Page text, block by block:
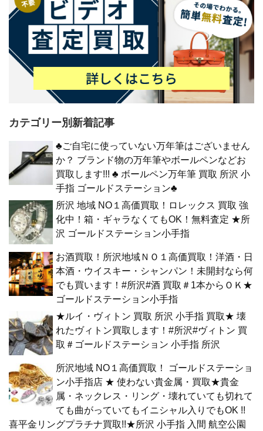
カテゴリー別新着記事
♣ご自宅に使っていない万年筆はございません
か？ ブランド物の万年筆やボールペンなどお
買取します!!! ♣ ボールペン万年筆 買取 所沢 小
手指 ゴールドステーション♣
所沢 地域 NO１高価買取！ロレックス 買取 強
化中！箱・ギャラなくてもOK！無料査定 ★所
沢 ゴールドステーション小手指
お酒買取！所沢地域ＮＯ１高価買取！洋酒・日
本酒・ウイスキー・シャンパン！未開封なら何
でも買います！#所沢#酒 買取＃1本からＯＫ★
ゴールドステーション小手指
★ルイ・ヴィトン 買取 所沢 小手指 買取★ 壊
れたヴィトン買取します！#所沢#ヴィトン 買
取＃ゴールドステーション 小手指 所沢
所沢地域 NO１高価買取！ ゴールドステーショ
ン小手指店 ★ 使わない貴金属・買取★貴金
属・ネックレス・リング・壊れていても切れて
ても曲がっていてもイニシャル入りでもOK !!
喜平金リングプラチナ買取!!★所沢 小手指 入間 航空公園